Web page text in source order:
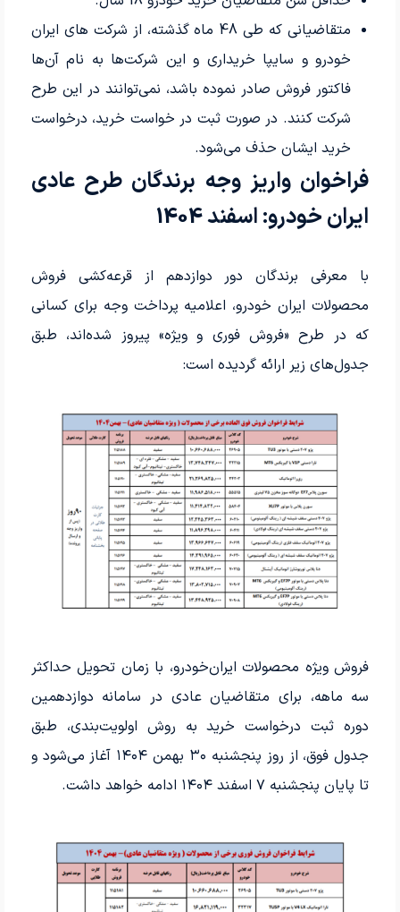
متقاضيانی كه طی 48 ماه گذشته، از شركت های ايران
خودرو و سايپا خريداری و اين شركت‌ها به نام آن‌ها
فاكتور فروش صادر نموده باشد، نمی‌توانند در اين طرح
شركت كنند. در صورت ثبت در خواست خريد، درخواست
خريد ايشان حذف می‌شود.
فراخوان واریز وجه برندگان طرح عادی
ایران خودرو: اسفند 1404
با معرفی برندگان دور دوازدهم از قرعه‌کشی فروش
محصولات ایران خودرو، اعلامیه پرداخت وجه برای کسانی
که در طرح «فروش فوری و ویژه» پیروز شده‌اند، طبق
جدول‌های زیر ارائه گردیده است:
فروش ویژه محصولات ایران‌خودرو، با زمان تحویل حداکثر
سه ماهه، برای متقاضیان عادی در سامانه دوازدهمین
دوره ثبت درخواست خرید به روش اولویت‌بندی، طبق
جدول فوق، از روز پنجشنبه ۳۰ بهمن ۱۴۰۴ آغاز می‌شود و
تا پایان پنجشنبه ۷ اسفند ۱۴۰۴ ادامه خواهد داشت.